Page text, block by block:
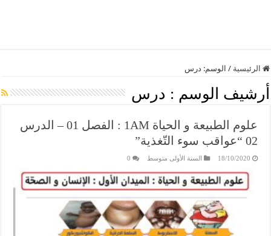
الرئيسية / الوسم: درس
أرشيف الوسم : درس
علوم الطبيعة و الحياة 1AM : الفصل 01 – الدرس
02 “عواقب سوء التّغذية”
18/10/2020 السنة الأولى متوسط 0